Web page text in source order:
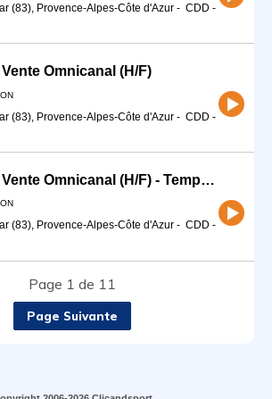
(83), Provence-Alpes-Côte d'Azur - CDD -
Omnicanal (H/F)
(83), Provence-Alpes-Côte d'Azur - CDD -
Conseiller-ère Vente Omnicanal (H/F) - Temps partiel
(83), Provence-Alpes-Côte d'Azur - CDD -
Page 1 de 11
Page Suivante